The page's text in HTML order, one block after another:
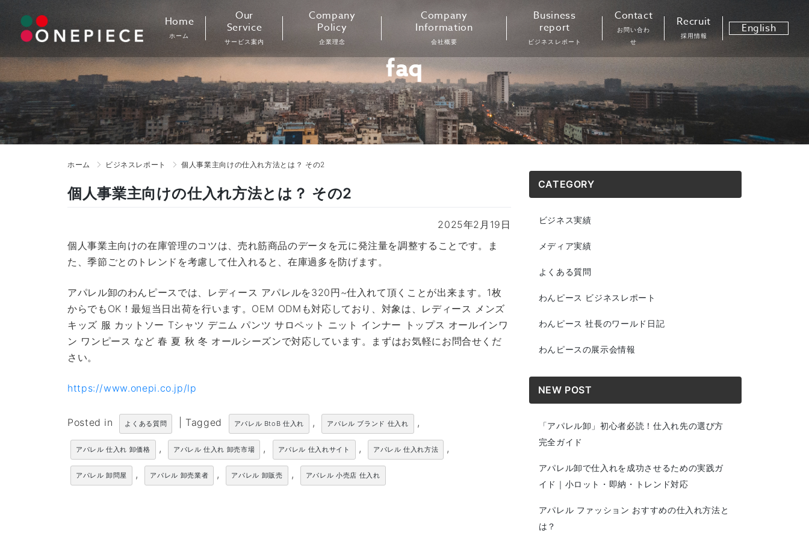
content
Home
ホーム
Our
Service
サービス案内
Company
Policy
企業理念
Company
Information
会社概要
Business
report
ビジネスレポート
Contact
お問い合わ
せ
Recruit
採用情報 English
faq
ホーム ビジネスレポート 個人事業主向けの仕入れ方法とは？ その2
個人事業主向けの仕入れ方法とは？ その2
2025年2月19日
個人事業主向けの在庫管理のコツは、売れ筋商品のデータを元に発注量を調整することです。ま
た、季節ごとのトレンドを考慮して仕入れると、在庫過多を防げます。
アパレル卸のわんピースでは、レディース アパレルを320円~仕入れて頂くことが出来ます。1枚
からでもOK！最短当日出荷を行います。OEM ODMも対応しており、対象は、レディース メンズ
キッズ 服 カットソー Tシャツ デニム パンツ サロペット ニット インナー トップス オールインワ
ン ワンピース など 春 夏 秋 冬 オールシーズンで対応しています。まずはお気軽にお問合せくだ
さい。
https://www.onepi.co.jp/lp
Posted in よくある質問 Tagged アパレル BtoB 仕入れ , アパレル ブランド 仕入れ ,
アパレル 仕入れ 卸価格 , アパレル 仕入れ 卸売市場 , アパレル 仕入れサイト , アパレル 仕入れ方法 ,
アパレル 卸問屋 , アパレル 卸売業者 , アパレル 卸販売 , アパレル 小売店 仕入れ
CATEGORY
ビジネス実績
メディア実績
よくある質問
わんピース ビジネスレポート
わんピース 社長のワールド日記
わんピースの展示会情報
NEW POST
「アパレル卸」初心者必読！仕入れ先の選び方
完全ガイド
アパレル卸で仕入れを成功させるための実践ガ
イド｜小ロット・即納・トレンド対応
アパレル ファッション おすすめの仕入れ方法と
は？